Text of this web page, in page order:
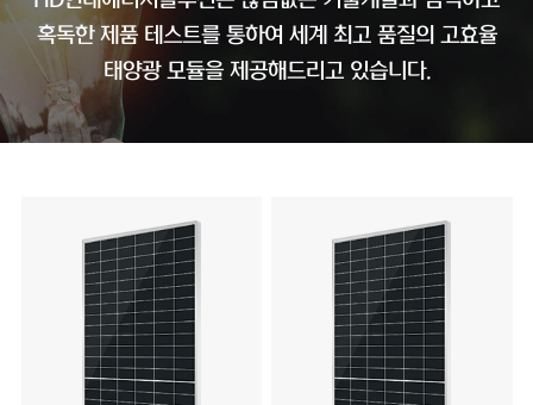
혹독한 제품 테스트를 통하여 세계 최고 품질의 고효율
태양광 모듈을 제공해드리고 있습니다.